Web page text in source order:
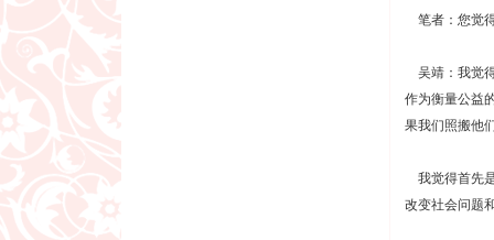
笔者：您觉
吴靖：我觉
作为衡量公益
果我们照搬他
我觉得首先
改变社会问题